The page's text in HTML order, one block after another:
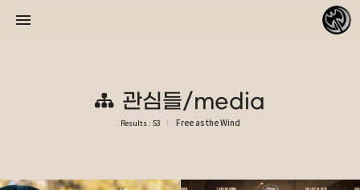
관심들/media
Results : 53 Free as the Wind
바람처럼 자유롭게